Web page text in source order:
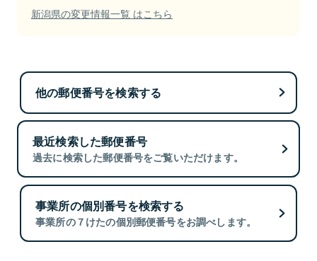
新潟県の変更情報一覧 はこちら
他の郵便番号を検索する
最近検索した郵便番号
過去に検索した郵便番号をご覧いただけます。
事業所の個別番号を検索する
事業所の７けたの個別郵便番号をお調べします。